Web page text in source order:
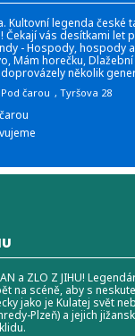
Kultovní legenda české
Čekají vás desítkami let
- Hospody, hospody
Mám horečku,
několik
čarou , Tyršova 28
a ZLO Z JIHU!
na scéně, aby s
jako je Kulatej svět
Plzeň) a jejich